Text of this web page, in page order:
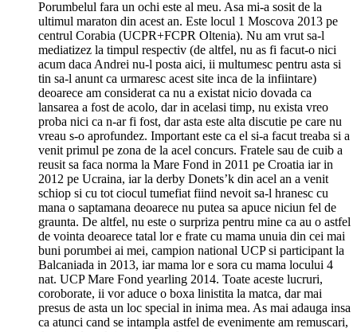
Porumbelul fara un ochi este al meu. Asa mi-a sosit de la
ultimul maraton din acest an. Este locul 1 Moscova 2013 pe
centrul Corabia (UCPR+FCPR Oltenia). Nu am vrut sa-l
mediatizez la timpul respectiv (de altfel, nu as fi facut-o nici
acum daca Andrei nu-l posta aici, ii multumesc pentru asta si
tin sa-l anunt ca urmaresc acest site inca de la infiintare)
deoarece am considerat ca nu a existat nicio dovada ca
lansarea a fost de acolo, dar in acelasi timp, nu exista vreo
proba nici ca n-ar fi fost, dar asta este alta discutie pe care nu
vreau s-o aprofundez. Important este ca el si-a facut treaba si a
venit primul pe zona de la acel concurs. Fratele sau de cuib a
reusit sa faca norma la Mare Fond in 2011 pe Croatia iar in
2012 pe Ucraina, iar la derby Donets’k din acel an a venit
schiop si cu tot ciocul tumefiat fiind nevoit sa-l hranesc cu
mana o saptamana deoarece nu putea sa apuce niciun fel de
graunta. De altfel, nu este o surpriza pentru mine ca au o astfel
de vointa deoarece tatal lor e frate cu mama unuia din cei mai
buni porumbei ai mei, campion national UCP si participant la
Balcaniada in 2013, iar mama lor e sora cu mama locului 4
nat. UCP Mare Fond yearling 2014. Toate aceste lucruri,
coroborate, ii vor aduce o boxa linistita la matca, dar mai
presus de asta un loc special in inima mea. As mai adauga insa
ca atunci cand se intampla astfel de evenimente am remuscari,